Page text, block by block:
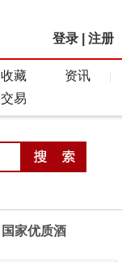
登录 注册
收藏
资讯
交易
国家优质酒